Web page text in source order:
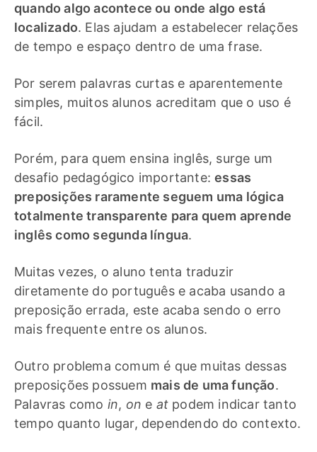
quando algo acontece ou onde algo está
localizado. Elas ajudam a estabelecer relações
de tempo e espaço dentro de uma frase.
Por serem palavras curtas e aparentemente
simples, muitos alunos acreditam que o uso é
fácil.
Porém, para quem ensina inglês, surge um
desafio pedagógico importante:essas
preposições raramente seguem uma lógica
totalmente transparente para quem aprende
inglês como segunda língua.
Muitas vezes, o aluno tenta traduzir
diretamente do português e acaba usando a
preposição errada, este acaba sendo o erro
mais frequente entre os alunos.
Outro problema comum é que muitas dessas
preposições possuem mais de uma função.
Palavras como in, on e at podem indicar tanto
tempo quanto lugar, dependendo do contexto.